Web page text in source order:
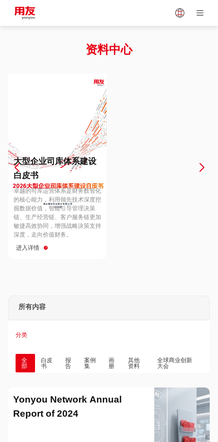
Vietnam
Europe
Hungary
Hong Kong
资料中心
大型企业司库体系建设
白皮书
卓越的司库运营体系是财务数智化
的核心能力，利用领先技术深度挖
掘数据价值，智能引导管理决策
链、生产经营链、客户服务链更加
敏捷高效协同，增强战略決策支持
深度，走向价值财务。
进入详情
所有内容
分类
全
部
白皮
书
报
告
案例
集
画
册
其他
资料
全球商业创新
大会
Yonyou Network Annual
Report of 2024